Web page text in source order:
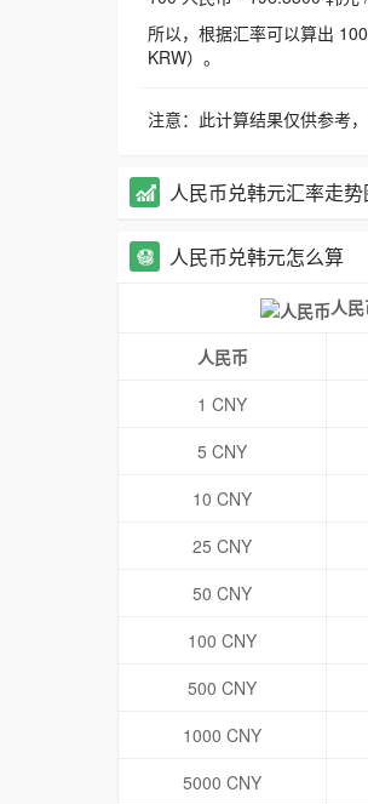
所以，根据汇率可以算出
KRW）。
注意：此计算结果仅供参考
人民币兑韩元汇率走势
人民币兑韩元怎么算
人
人民币
1 CNY
5 CNY
10 CNY
25 CNY
50 CNY
100 CNY
500 CNY
1000 CNY
5000 CNY